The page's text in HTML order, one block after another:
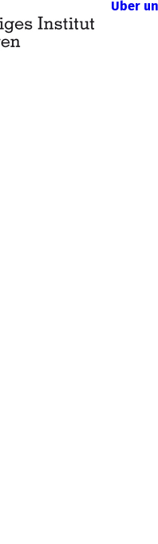
Über